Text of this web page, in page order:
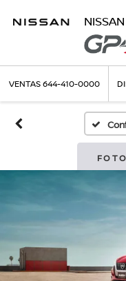
VENTAS644-410-0000